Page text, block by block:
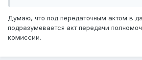
Думаю, что под передаточным актом в
подразумевается акт передачи
комиссии.